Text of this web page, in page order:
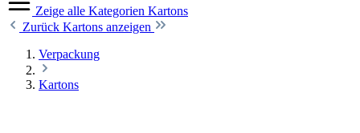
Zeige alle Kategorien Kartons
Zurück Kartons anzeigen
Verpackung
Kartons